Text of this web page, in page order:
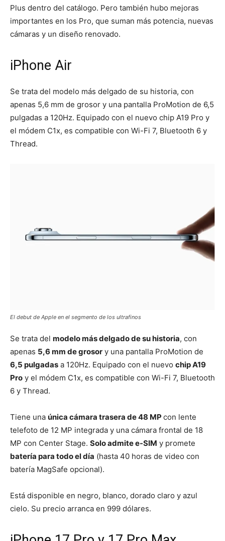
Plus dentro del catálogo. Pero también hubo mejoras
importantes en los Pro, que suman más potencia, nuevas
cámaras y un diseño renovado.
iPhone Air
Se trata del modelo más delgado de su historia, con
apenas 5,6 mm de grosor y una pantalla ProMotion de 6,5
pulgadas a 120Hz. Equipado con el nuevo chip A19 Pro y
el módem C1x, es compatible con Wi-Fi 7, Bluetooth 6 y
Thread.
El debut de Apple en el segmento de los ultrafinos
Se trata del modelo más delgado de su historia, con
apenas 5,6 mm de grosor y una pantalla ProMotion de
6,5 pulgadas a 120Hz. Equipado con el nuevo chip A19
Pro y el módem C1x, es compatible con Wi-Fi 7, Bluetooth
6 y Thread.
Tiene una única cámara trasera de 48 MP con lente
telefoto de 12 MP integrada y una cámara frontal de 18
MP con Center Stage. Solo admite e-SIM y promete
batería para todo el día (hasta 40 horas de video con
batería MagSafe opcional).
Está disponible en negro, blanco, dorado claro y azul
cielo. Su precio arranca en 999 dólares.